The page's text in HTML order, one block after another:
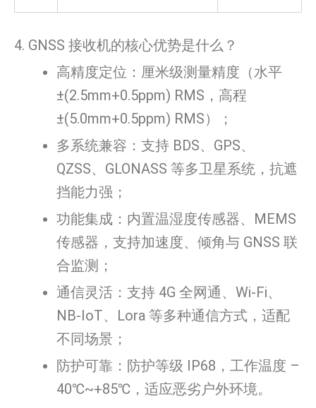
4. GNSS 接收机的核心优势是什么？
高精度定位：厘米级测量精度（水平
±(2.5mm+0.5ppm) RMS，高程
±(5.0mm+0.5ppm) RMS）；
多系统兼容：支持 BDS、GPS、
QZSS、GLONASS 等多卫星系统，抗遮
挡能力强；
功能集成：内置温湿度传感器、MEMS
传感器，支持加速度、倾角与 GNSS 联
合监测；
通信灵活：支持 4G 全网通、Wi-Fi、
NB-IoT、Lora 等多种通信方式，适配
不同场景；
防护可靠：防护等级 IP68，工作温度 –
40℃~+85℃，适应恶劣户外环境。